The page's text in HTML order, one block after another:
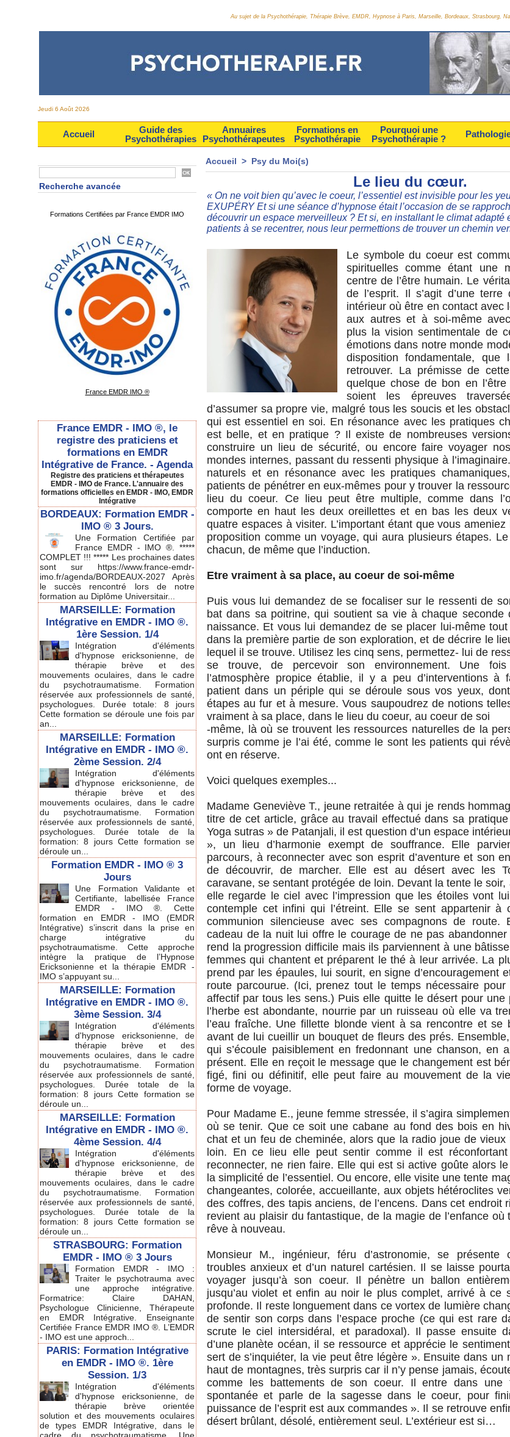
Au sujet de la Psychothérapie, Thérapie Brève, EMDR, Hypnose à Paris, Marseille, Bordeaux, Strasbourg,
Jeudi 6 Août 2026
Accueil
Guide des
Psychothérapies
Annuaires
Psychothérapeutes
Formations en
Psychothérapie
Pourquoi une
Psychothérapie ?
Recherche avancée
Formations Certifiées par France EMDR IMO
France EMDR IMO ®
France EMDR - IMO ®, le
registre des praticiens et
formations en EMDR
Intégrative de France. - Agenda
Registre des praticiens et thérapeutes
EMDR - IMO de France. L'annuaire des
formations officielles en EMDR - IMO, EMDR
Intégrative
BORDEAUX: Formation EMDR -
IMO ® 3 Jours.
Une Formation Certifiée par
France EMDR - IMO ®. *****
COMPLET !!! ***** Les prochaines dates
sont sur https://www.france-emdr-
imo.fr/agenda/BORDEAUX-2027 Après
le succès rencontré lors de notre
formation au Diplôme Universitair...
MARSEILLE: Formation
Intégrative en EMDR - IMO ®.
1ère Session. 1/4
Intégration d'éléments
d'hypnose ericksonienne, de
thérapie brève et des
mouvements oculaires, dans le cadre
du psychotraumatisme. Formation
réservée aux professionnels de santé,
psychologues. Durée totale: 8 jours
Cette formation se déroule une fois par
an...
MARSEILLE: Formation
Intégrative en EMDR - IMO ®.
2ème Session. 2/4
Intégration d'éléments
d'hypnose ericksonienne, de
thérapie brève et des
mouvements oculaires, dans le cadre
du psychotraumatisme. Formation
réservée aux professionnels de santé,
psychologues. Durée totale de la
formation: 8 jours Cette formation se
déroule un...
Formation EMDR - IMO ® 3
Jours
Une Formation Validante et
Certifiante, labellisée France
EMDR - IMO ®. Cette
formation en EMDR - IMO (EMDR
Intégrative) s’inscrit dans la prise en
charge intégrative du
psychotraumatisme. Cette approche
intègre la pratique de l’Hypnose
Ericksonienne et la thérapie EMDR -
IMO s’appuyant su...
MARSEILLE: Formation
Intégrative en EMDR - IMO ®.
3ème Session. 3/4
Intégration d'éléments
d'hypnose ericksonienne, de
thérapie brève et des
mouvements oculaires, dans le cadre
du psychotraumatisme. Formation
réservée aux professionnels de santé,
psychologues. Durée totale de la
formation: 8 jours Cette formation se
déroule un...
MARSEILLE: Formation
Intégrative en EMDR - IMO ®.
4ème Session. 4/4
Intégration d'éléments
d'hypnose ericksonienne, de
thérapie brève et des
mouvements oculaires, dans le cadre
du psychotraumatisme. Formation
réservée aux professionnels de santé,
psychologues. Durée totale de la
formation: 8 jours Cette formation se
déroule un...
STRASBOURG: Formation
EMDR - IMO ® 3 Jours
Formation EMDR - IMO :
Traiter le psychotrauma avec
une approche intégrative.
Formatrice: Claire DAHAN,
Psychologue Clinicienne, Thérapeute
en EMDR Intégrative. Enseignante
Certifiée France EMDR IMO ®. L’EMDR
- IMO est une approch...
PARIS: Formation Intégrative
en EMDR - IMO ®. 1ère
Session. 1/3
Intégration d'éléments
d'hypnose ericksonienne, de
thérapie brève orientée
solution et des mouvements oculaires
de types EMDR Intégrative, dans le
Accueil > Psy du Moi(s)
Le lieu du cœur.
« On ne voit bien qu’avec le coeur, l’essentiel est invisible pour les
EXUPÉRY Et si une séance d’hypnose était l’occasion de se
découvrir un espace merveilleux ? Et si, en installant le climat adapté
patients à se recentrer, nous leur permettions de trouver un chemin
Le symbole du coeur est
spirituelles comme étant une
centre de l’être humain. Le
de l’esprit. Il s’agit d’une terre
intérieur où être en contact avec
aux autres et à soi-même
plus la vision sentimentale de
émotions dans notre monde
disposition fondamentale,
retrouver. La prémisse de
quelque chose de bon en
soient les épreuves
d’assumer sa propre vie, malgré tous les soucis et les
qui est essentiel en soi. En résonance avec les pratiques
est belle, et en pratique ? Il existe de nombreuses
construire un lieu de sécurité, ou encore faire voyager
mondes internes, passant du ressenti physique à
naturels et en résonance avec les pratiques
patients de pénétrer en eux-mêmes pour y trouver la
lieu du coeur. Ce lieu peut être multiple, comme dans
comporte en haut les deux oreillettes et en bas les deux
quatre espaces à visiter. L’important étant que vous
proposition comme un voyage, qui aura plusieurs étapes.
chacun, de même que l’induction.
Etre vraiment à sa place, au coeur de soi-même
Puis vous lui demandez de se focaliser sur le ressenti de
bat dans sa poitrine, qui soutient sa vie à chaque seconde
naissance. Et vous lui demandez de se placer lui-même
dans la première partie de son exploration, et de décrire le
lequel il se trouve. Utilisez les cinq sens, permettez- lui de
se trouve, de percevoir son environnement. Une
l’atmosphère propice établie, il y a peu d’interventions à
patient dans un périple qui se déroule sous vos yeux,
étapes au fur et à mesure. Vous saupoudrez de notions
vraiment à sa place, dans le lieu du coeur, au coeur de soi
-même, là où se trouvent les ressources naturelles de la
surpris comme je l’ai été, comme le sont les patients qui
ont en réserve.
Voici quelques exemples...
Madame Geneviève T., jeune retraitée à qui je rends
titre de cet article, grâce au travail effectué dans sa
Yoga sutras » de Patanjali, il est question d’un espace
», un lieu d’harmonie exempt de souffrance. Elle
parcours, à reconnecter avec son esprit d’aventure et son
de découvrir, de marcher. Elle est au désert avec les
caravane, se sentant protégée de loin. Devant la tente le
elle regarde le ciel avec l’impression que les étoiles vont
contemple cet infini qui l’étreint. Elle se sent appartenir à
communion silencieuse avec ses compagnons de
cadeau de la nuit lui offre le courage de ne pas
rend la progression difficile mais ils parviennent à une
femmes qui chantent et préparent le thé à leur arrivée. La
prend par les épaules, lui sourit, en signe d’encouragement
route parcourue. (Ici, prenez tout le temps nécessaire
affectif par tous les sens.) Puis elle quitte le désert pour une
l’herbe est abondante, nourrie par un ruisseau où elle va
l’eau fraîche. Une fillette blonde vient à sa rencontre et se
avant de lui cueillir un bouquet de fleurs des prés.
qui s’écoule paisiblement en fredonnant une chanson, en
présent. Elle en reçoit le message que le changement est
figé, fini ou définitif, elle peut faire au mouvement de la
forme de voyage.
Pour Madame E., jeune femme stressée, il s’agira
où se tenir. Que ce soit une cabane au fond des bois en
chat et un feu de cheminée, alors que la radio joue de vieux
loin. En ce lieu elle peut sentir comme il est
reconnecter, ne rien faire. Elle qui est si active goûte alors le
la simplicité de l’essentiel. Ou encore, elle visite une tente
changeantes, colorée, accueillante, aux objets hétéroclites
des coffres, des tapis anciens, de l’encens. Dans cet endroit
revient au plaisir du fantastique, de la magie de l’enfance
rêve à nouveau.
Monsieur M., ingénieur, féru d’astronomie, se présente
troubles anxieux et d’un naturel cartésien. Il se laisse
voyager jusqu’à son coeur. Il pénètre un ballon
jusqu’au violet et enfin au noir le plus complet, arrivé à ce
profonde. Il reste longuement dans ce vortex de lumière
de sentir son corps dans l’espace proche (ce qui est rare
scrute le ciel intersidéral, et paradoxal). Il passe ensuite
d’une planète océan, il se ressource et apprécie le
sert de s’inquiéter, la vie peut être légère ». Ensuite dans un
haut de montagnes, très surpris car il n’y pense jamais,
comme les battements de son coeur. Il entre dans une
spontanée et parle de la sagesse dans le coeur, pour
puissance de l’esprit est aux commandes ». Il se retrouve
désert brûlant, désolé, entièrement seul. L’extérieur est si…